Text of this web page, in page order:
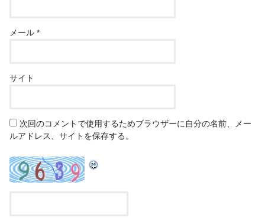
メール*
サイト
次回のコメントで使用するためブラウザーに自分の名前、メー
ルアドレス、サイトを保存する。